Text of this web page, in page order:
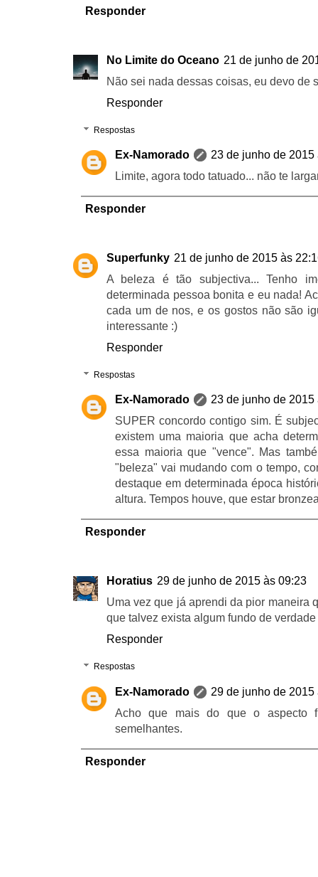
Responder
No Limite do Oceano 21 de junho de
Não sei nada dessas coisas, eu devo de
Responder
Respostas
Ex-Namorado
23 de junho de 2015
Limite, agora todo tatuado... não te
Responder
Superfunky 21 de junho de 2015 às
A beleza é tão subjectiva... Tenho
determinada pessoa bonita e eu nada!
cada um de nos, e os gostos não são
interessante :)
Responder
Respostas
Ex-Namorado
23 de junho de 2015
SUPER concordo contigo sim. É
existem uma maioria que acha
essa maioria que "vence". Mas
"beleza" vai mudando com o tempo,
destaque em determinada época
altura. Tempos houve, que estar
Responder
Horatius 29 de junho de 2015 às 09:23
Uma vez que já aprendi da pior maneira
que talvez exista algum fundo de verdade
Responder
Respostas
Ex-Namorado
29 de junho de 2015
Acho que mais do que o aspecto
semelhantes.
Responder